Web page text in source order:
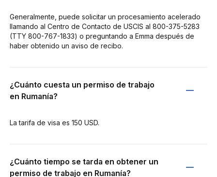
Generalmente, puede solicitar un procesamiento acelerado
llamando al Centro de Contacto de USCIS al 800-375-5283
(TTY 800-767-1833) o preguntando a Emma después de
haber obtenido un aviso de recibo.
¿Cuánto cuesta un permiso de trabajo
en Rumanía?
La tarifa de visa es 150 USD.
¿Cuánto tiempo se tarda en obtener un
permiso de trabajo en Rumanía?